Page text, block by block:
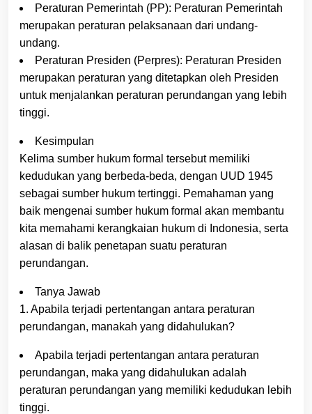
Peraturan Pemerintah (PP): Peraturan Pemerintah
merupakan peraturan pelaksanaan dari undang-
undang.
Peraturan Presiden (Perpres): Peraturan Presiden
merupakan peraturan yang ditetapkan oleh Presiden
untuk menjalankan peraturan perundangan yang lebih
tinggi.
Kesimpulan
Kelima sumber hukum formal tersebut memiliki
kedudukan yang berbeda-beda, dengan UUD 1945
sebagai sumber hukum tertinggi. Pemahaman yang
baik mengenai sumber hukum formal akan membantu
kita memahami kerangkaian hukum di Indonesia, serta
alasan di balik penetapan suatu peraturan
perundangan.
Tanya Jawab
1. Apabila terjadi pertentangan antara peraturan
perundangan, manakah yang didahulukan?
Apabila terjadi pertentangan antara peraturan
perundangan, maka yang didahulukan adalah
peraturan perundangan yang memiliki kedudukan lebih
tinggi.